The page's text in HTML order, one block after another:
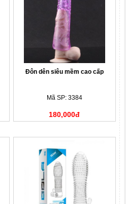
Đôn dên siêu mềm cao cấp
Mã SP: 3384
180,000đ